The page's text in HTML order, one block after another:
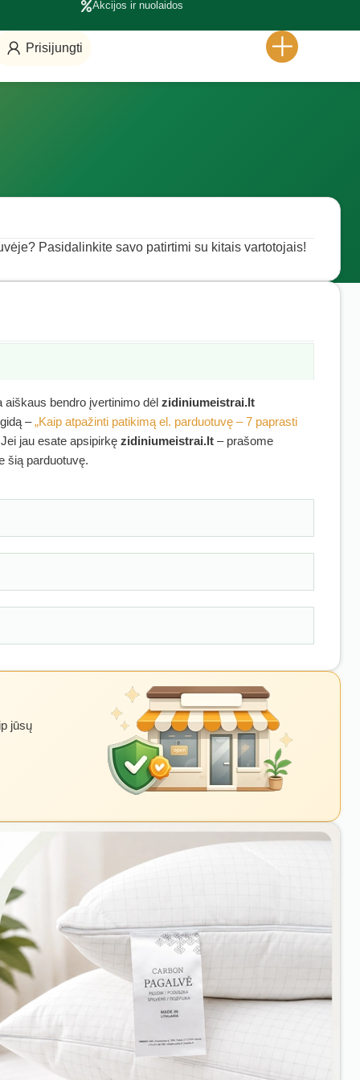
Akcijos ir nuolaidos
Prisijungti
Pasidalinkite savo patirtimi su kitais vartotojais!
aiškaus bendro įvertinimo dėl zidiniumeistrai.lt
–„Kaip atpažinti patikimą el. parduotuvę – 7 paprasti
jau esate apsipirkę zidiniumeistrai.lt – prašome
šią parduotuvę.
jūsų